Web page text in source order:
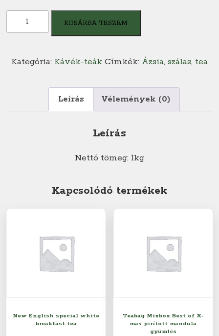
Herb
tea
Ginger
cultivation
KOSÁRBA TESZEM
Kategória: Kávék-teák Címkék: Ázsia, szálas, tea
Leírás Vélemények (0)
Leírás
Nettó tömeg: 1kg
Kapcsolódó termékek
New English special white
breakfast tea
Teabag Mixbox Best of X-
mas pirított mandula
gyümlcs